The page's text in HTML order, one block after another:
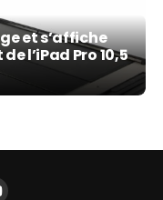
et s’affiche
l’iPad Pro 10,5